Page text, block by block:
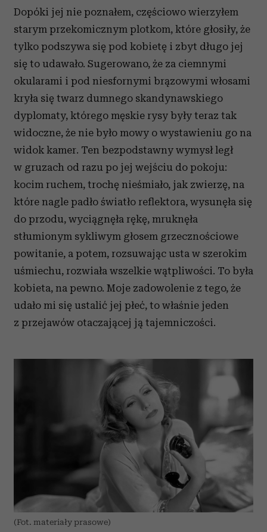
Dopóki jej nie poznałem, częściowo wierzyłem
starym przekomicznym plotkom, które głosiły, że
tylko podszywa się pod kobietę i zbyt długo jej
się to udawało. Sugerowano, że za ciemnymi
okularami i pod niesfornymi brązowymi włosami
kryła się twarz dumnego skandynawskiego
dyplomaty, którego męskie rysy były teraz tak
widoczne, że nie było mowy o wystawieniu go na
widok kamer. Ten bezpodstawny wymysł legł
w gruzach od razu po jej wejściu do pokoju:
kocim ruchem, trochę nieśmiało, jak zwierzę, na
które nagle padło światło reflektora, wysunęła się
do przodu, wyciągnęła rękę, mruknęła
stłumionym sykliwym głosem grzecznościowe
powitanie, a potem, rozsuwając usta w szerokim
uśmiechu, rozwiała wszelkie wątpliwości. To była
kobieta, na pewno. Moje zadowolenie z tego, że
udało mi się ustalić jej płeć, to właśnie jeden
z przejawów otaczającej ją tajemniczości.
(Fot. materiały prasowe)